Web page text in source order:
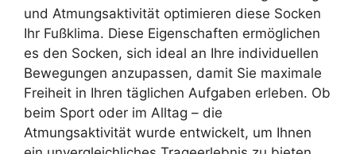
und Atmungsaktivität optimieren diese Socken
Ihr Fußklima. Diese Eigenschaften ermöglichen
es den Socken, sich ideal an Ihre individuellen
Bewegungen anzupassen, damit Sie maximale
Freiheit in Ihren täglichen Aufgaben erleben. Ob
beim Sport oder im Alltag – die
Atmungsaktivität wurde entwickelt, um Ihnen